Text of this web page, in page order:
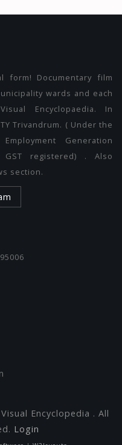
form! Documentary film
wards and each
Encyclopaedia. In
Trivandrum. ( Under the
Generation
GST registered) . Also
section.
Encyclopedia . All
Login